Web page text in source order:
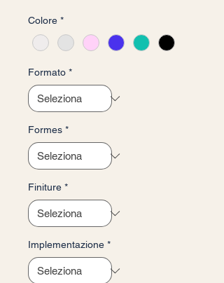
ogni
1
Metro
quadrato
Colore *
Formato *
Formes *
Finiture *
Implementazione *